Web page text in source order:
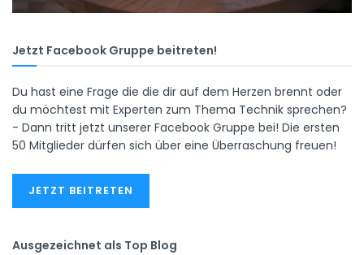
Jetzt Facebook Gruppe beitreten!
Du hast eine Frage die die dir auf dem Herzen brennt oder
du möchtest mit Experten zum Thema Technik sprechen?
- Dann tritt jetzt unserer Facebook Gruppe bei! Die ersten
50 Mitglieder dürfen sich über eine Überraschung freuen!
JETZT BEITRETEN
Ausgezeichnet als Top Blog